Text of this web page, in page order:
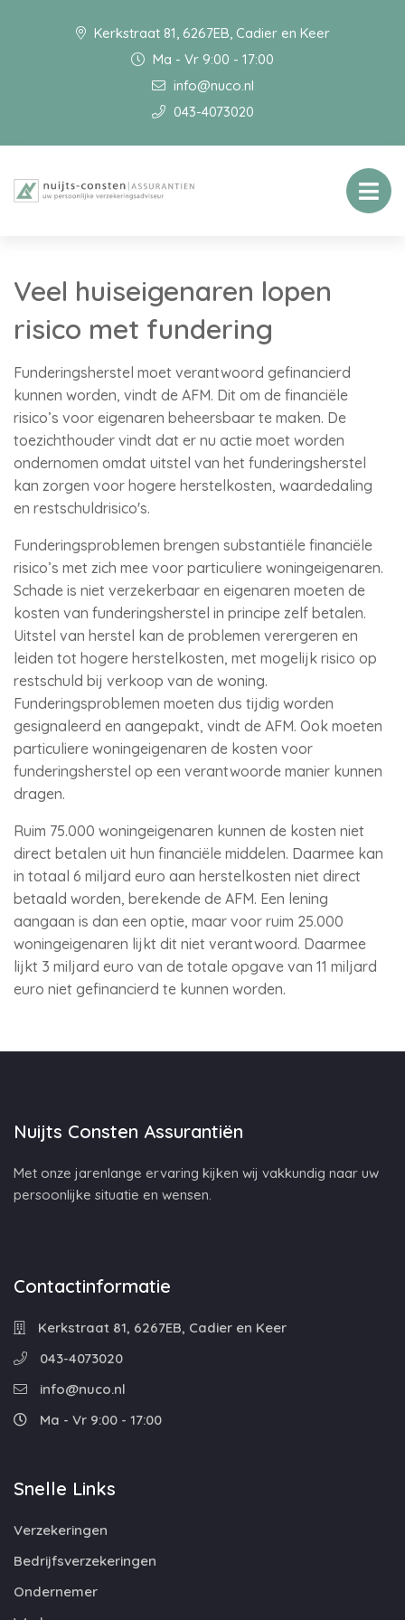
Kerkstraat 81, 6267EB, Cadier en Keer
Ma - Vr 9:00 - 17:00
info@nuco.nl
043-4073020
Veel huiseigenaren lopen
risico met fundering
Funderingsherstel moet verantwoord gefinancierd
kunnen worden, vindt de AFM. Dit om de financiële
risico’s voor eigenaren beheersbaar te maken. De
toezichthouder vindt dat er nu actie moet worden
ondernomen omdat uitstel van het funderingsherstel
kan zorgen voor hogere herstelkosten, waardedaling
en restschuldrisico's.
Funderingsproblemen brengen substantiële financiële
risico’s met zich mee voor particuliere woningeigenaren.
Schade is niet verzekerbaar en eigenaren moeten de
kosten van funderingsherstel in principe zelf betalen.
Uitstel van herstel kan de problemen verergeren en
leiden tot hogere herstelkosten, met mogelijk risico op
restschuld bij verkoop van de woning.
Funderingsproblemen moeten dus tijdig worden
gesignaleerd en aangepakt, vindt de AFM. Ook moeten
particuliere woningeigenaren de kosten voor
funderingsherstel op een verantwoorde manier kunnen
dragen.
Ruim 75.000 woningeigenaren kunnen de kosten niet
direct betalen uit hun financiële middelen. Daarmee kan
in totaal 6 miljard euro aan herstelkosten niet direct
betaald worden, berekende de AFM. Een lening
aangaan is dan een optie, maar voor ruim 25.000
woningeigenaren lijkt dit niet verantwoord. Daarmee
lijkt 3 miljard euro van de totale opgave van 11 miljard
euro niet gefinancierd te kunnen worden.
Nuijts Consten Assurantiën
Met onze jarenlange ervaring kijken wij vakkundig naar uw
persoonlijke situatie en wensen.
Contactinformatie
Kerkstraat 81, 6267EB, Cadier en Keer
043-4073020
info@nuco.nl
Ma - Vr 9:00 - 17:00
Snelle Links
Verzekeringen
Bedrijfsverzekeringen
Ondernemer